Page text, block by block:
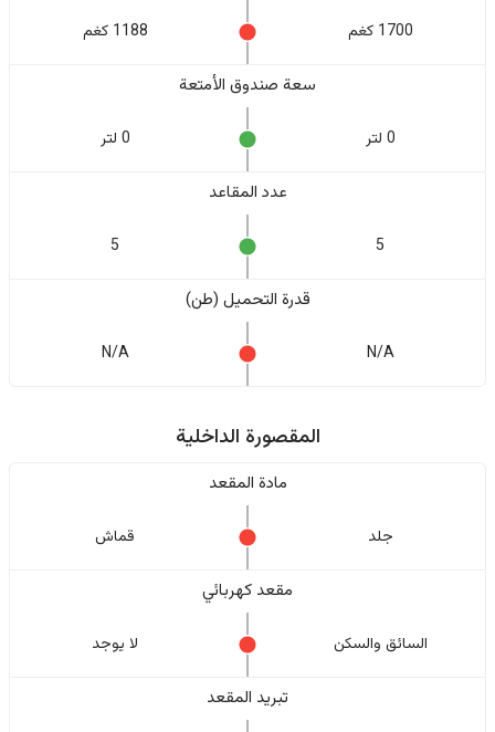
1700 كغم 1188 كغم
سعة صندوق الأمتعة
0 لتر 0 لتر
عدد المقاعد
5
5
قدرة التحميل (طن)
N/A
N/A
المقصورة الداخلية
مادة المقعد
جلد قماش
مقعد كهربائي
السائق والسکن لا یوجد
تبريد المقعد